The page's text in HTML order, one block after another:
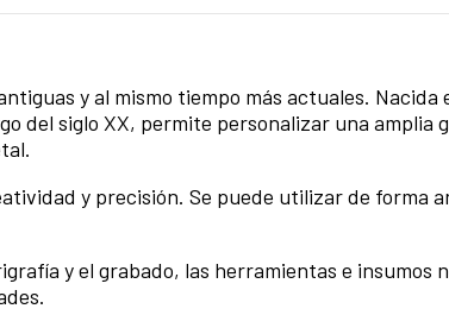
y al mismo tiempo más actuales. Nacida
del siglo XX, permite personalizar una amplia
y precisión. Se puede utilizar de forma
y el grabado, las herramientas e insumos